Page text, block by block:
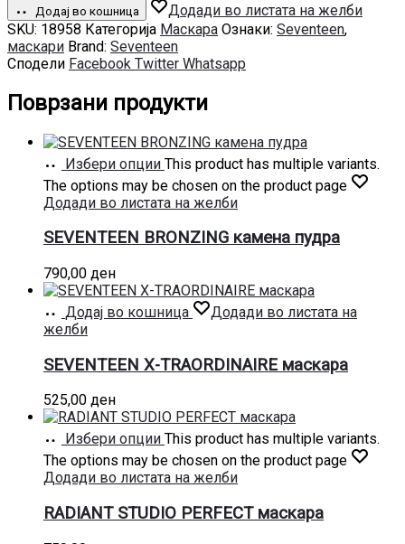
Додај во кошница
Додади во листата на желби
SKU: 18958 Категорија Маскара Ознаки: Seventeen,
маскари Brand: Seventeen
Сподели Facebook Twitter Whatsapp
Поврзани продукти
Избери опции This product has multiple variants.
The options may be chosen on the product page
Додади во листата на желби
SEVENTEEN BRONZING камена пудра
790,00 ден
Додај во кошница
Додади во листата на
желби
SEVENTEEN X-TRAORDINAIRE маскара
525,00 ден
Избери опции This product has multiple variants.
The options may be chosen on the product page
Додади во листата на желби
RADIANT STUDIO PERFECT маскара